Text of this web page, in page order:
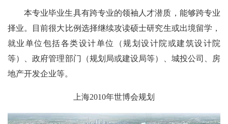
本专业毕业生具有跨专业的领袖人才潜质，能够跨专业
择业。目前很大比例选择继续攻读硕士研究生或出境留学，
就业单位包括各类设计单位（规划设计院或建筑设计院
等）、政府管理部门（规划局或建设局等）、城投公司、房
地产开发企业等。
上海2010年世博会规划